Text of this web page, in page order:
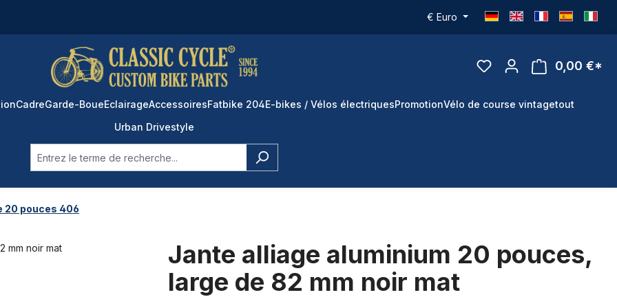
€ Euro
0,00 €*
CadreGarde-BoueEclairageAccessoiresFatbike 204E-bikes / Vélos électriquesPromotionVélo de course vintagetout
Urban Drivestyle
20 pouces 406
Jante alliage aluminium 20 pouces,
large de 82 mm noir mat